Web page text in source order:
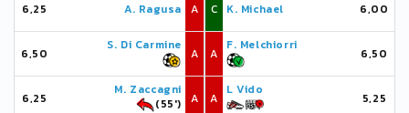
6,25 A. Ragusa A
6,50
S. Di Carmine
A
6,25
M. Zaccagni
(55')
A
C K. Michael 6,00
A
F. Melchiorri
6,50
A
L Vido
5,25